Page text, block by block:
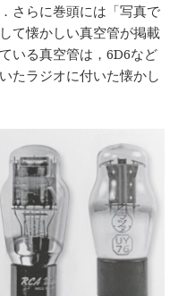
さらに巻頭には「写真で
て懐かしい真空管が掲載
いる真空管は，6D6など
たラジオに付いた懐かし